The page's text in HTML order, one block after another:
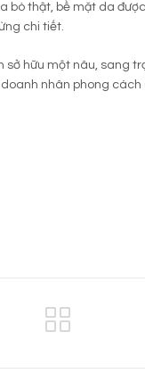
bò thật, bề mặt da
chi tiết.
sở hữu một nâu, sang
nhân phong